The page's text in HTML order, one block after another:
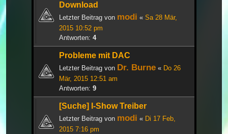
Download
Letzter Beitrag von modi « Sa 28 Mär,
2015 10:52 pm
Antworten: 4
Probleme mit DAC
Letzter Beitrag von Dr. Burne « Do 26
Mär, 2015 12:51 am
Antworten: 9
[Suche] I-Show Treiber
Letzter Beitrag von modi « Di 17 Feb,
2015 7:16 pm